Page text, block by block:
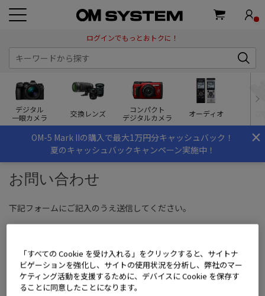
ログインでもっとおトクに！
デジタル
一眼カメラ
交換レンズ
コンパクト
デジタルカメラ
オーディオ
×
OM-5 Mark IIの購入で最大1万円分キャッシュバック！
夏のキャッシュバックキャンペーン実施中！
お問い合わせ
下記フォームにご記入のうえ送信してください。
です。
それ以外に関しては【各お問い合わせ窓口】よりお問い合わせく
ださい。
「すべての Cookie を受け入れる」をクリックすると、サイトナ
ビゲーションを強化し、サイトの使用状況を分析し、弊社のマー
ケティング活動を支援するために、デバイスに Cookie を保存す
ることに同意したことになります。